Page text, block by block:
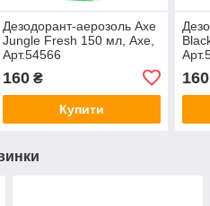
Дезодорант-аерозоль Axe
Jungle Fresh 150 мл, Axe,
Арт.54566
160₴
Купити
160